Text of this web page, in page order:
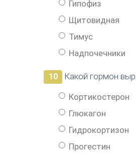
Гипофиз
Щитовидная
Тимус
Надпочечники
10 Какой гормон
Кортикостерон
Глюкагон
Гидрокортизон
Прогестин